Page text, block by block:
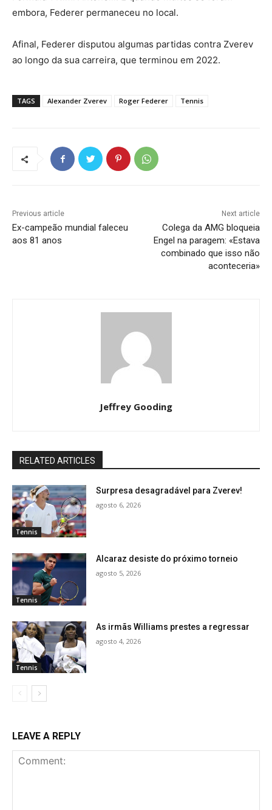
embora, Federer permaneceu no local.
Afinal, Federer disputou algumas partidas contra Zverev
ao longo da sua carreira, que terminou em 2022.
TAGS Alexander Zverev Roger Federer Tennis
Previous article
Ex-campeão mundial faleceu
aos 81 anos
Next article
Colega da AMG bloqueia
Engel na paragem: «Estava
combinado que isso não
aconteceria»
Jeffrey Gooding
RELATED ARTICLES
Tennis
Surpresa desagradável para Zverev!
agosto 6, 2026
Tennis
Alcaraz desiste do próximo torneio
agosto 5, 2026
Tennis
As irmãs Williams prestes a regressar
agosto 4, 2026
LEAVE A REPLY